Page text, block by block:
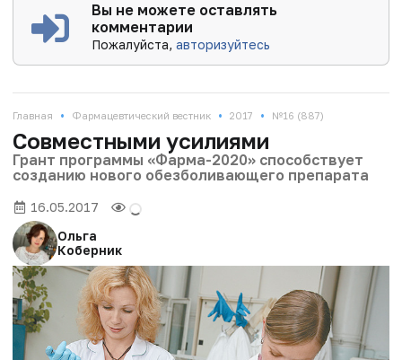
Вы не можете оставлять
комментарии
Пожалуйста,авторизуйтесь
Главная • Фармацевтический вестник • 2017 • №16 (887)
Совместными усилиями
Грант программы «Фарма-2020» способствует
созданию нового обезболивающего препарата
16.05.2017
Ольга
Коберник